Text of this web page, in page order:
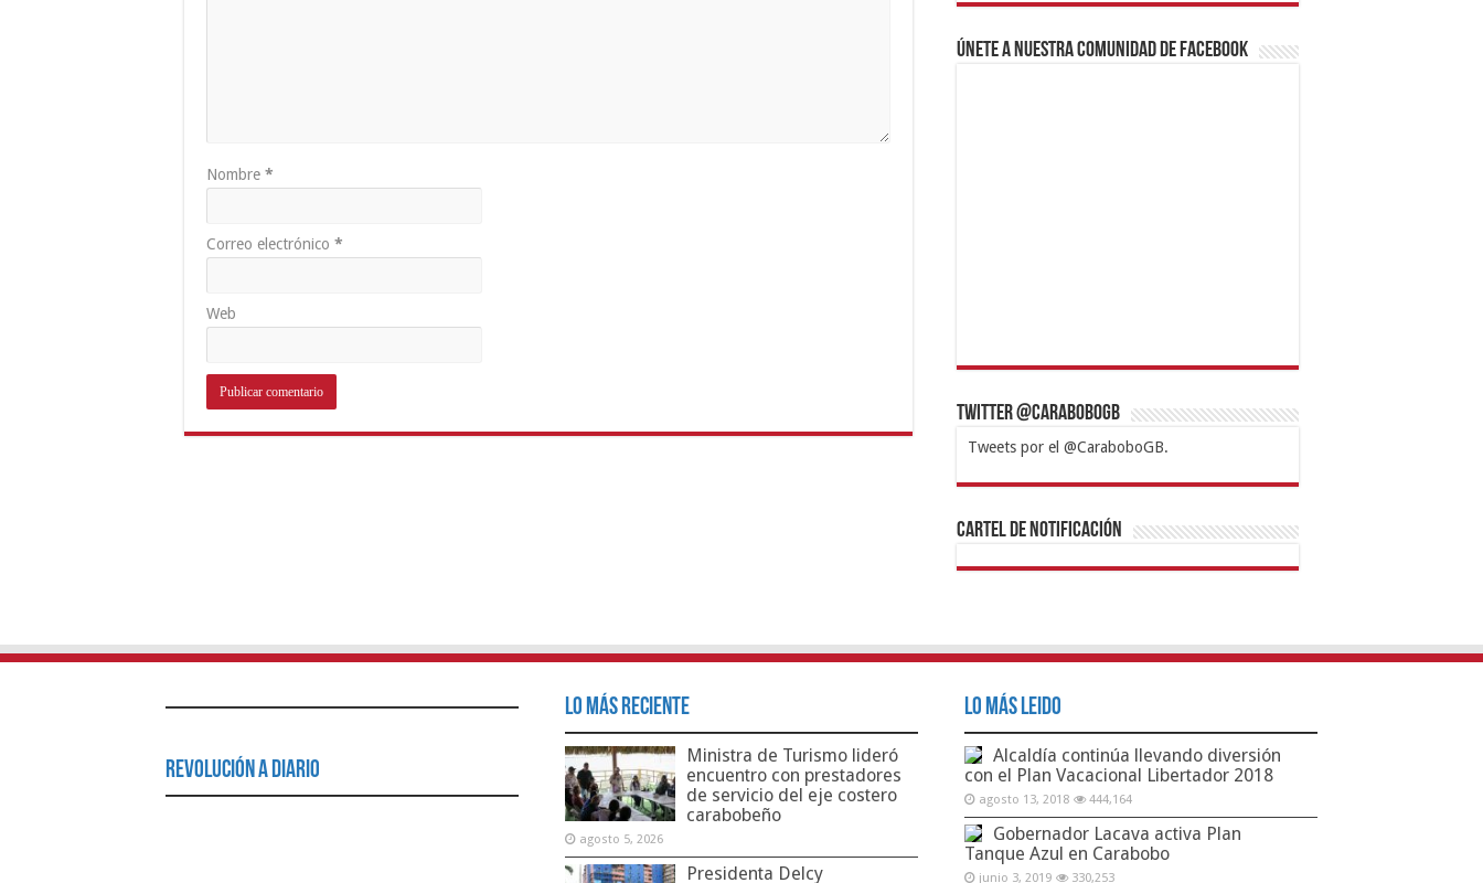
Nombre *
Correo electrónico *
Web
Únete a nuestra comunidad de Facebook
Twitter @CaraboboGB
Tweets por el @CaraboboGB.
1xbetBetturkeyBetistKralbetSupertotobetTipobet
https://mvbcasino.com/
Cartel de Notificación
Revolución a Diario
Lo Más Reciente
Ministra de Turismo lideró
encuentro con prestadores
de servicio del eje costero
carabobeño
agosto 5, 2026
Presidenta Delcy
Lo Más Leido
Alcaldía continúa llevando diversión
con el Plan Vacacional Libertador 2018
agosto 13, 2018 444,164
Gobernador Lacava activa Plan
Tanque Azul en Carabobo
junio 3, 2019 330,253